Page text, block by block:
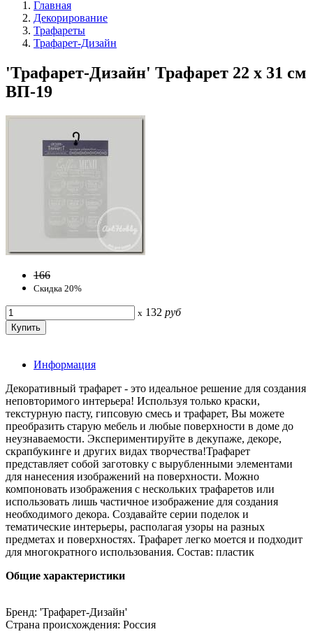
Главная
Декорирование
Трафареты
Трафарет-Дизайн
'Трафарет-Дизайн' Трафарет 22 x 31 см
ВП-19
166
Скидка 20%
x 132 руб
Информация
Декоративный трафарет - это идеальное решение для создания
неповторимого интерьера! Используя только краски,
текстурную пасту, гипсовую смесь и трафарет, Вы можете
преобразить старую мебель и любые поверхности в доме до
неузнаваемости. Экспериментируйте в декупаже, декоре,
скрапбукинге и других видах творчества!Трафарет
представляет собой заготовку с вырубленными элементами
для нанесения изображений на поверхности. Можно
компоновать изображения с нескольких трафаретов или
использовать лишь частичное изображение для создания
необходимого декора. Создавайте серии поделок и
тематические интерьеры, располагая узоры на разных
предметах и поверхностях. Трафарет легко моется и подходит
для многократного использования. Состав: пластик
Общие характеристики
Бренд: 'Трафарет-Дизайн'
Страна происхождения: Россия